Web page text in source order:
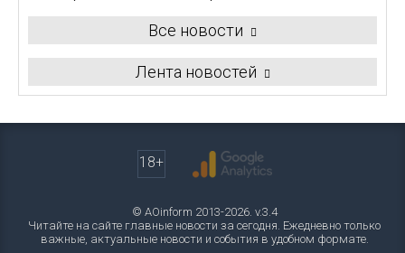
Все новости
Лента новостей
18+
© AOinform 2013-2026. v.3.4
Читайте на сайте главные новости за сегодня. Ежедневно только
важные, актуальные новости и события в удобном формате.